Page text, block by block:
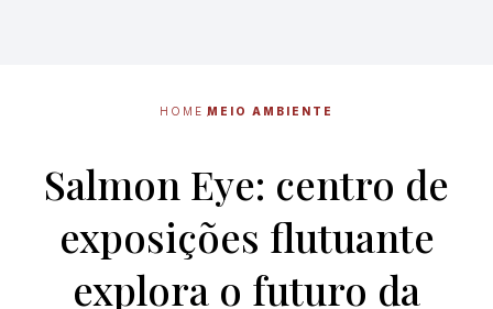
HOME MEIO AMBIENTE
Salmon Eye: centro de
exposições flutuante
explora o futuro da